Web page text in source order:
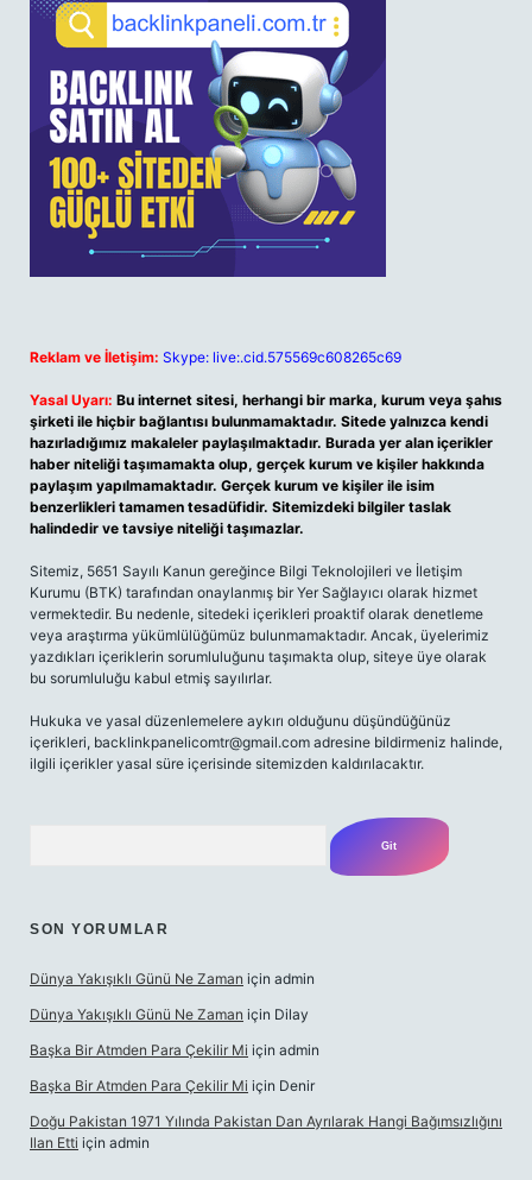
Reklam ve İletişim: Skype: live:.cid.575569c608265c69
Yasal Uyarı: Bu internet sitesi, herhangi bir marka, kurum veya şahıs
şirketi ile hiçbir bağlantısı bulunmamaktadır. Sitede yalnızca kendi
hazırladığımız makaleler paylaşılmaktadır. Burada yer alan içerikler
haber niteliği taşımamakta olup, gerçek kurum ve kişiler hakkında
paylaşım yapılmamaktadır. Gerçek kurum ve kişiler ile isim
benzerlikleri tamamen tesadüfidir. Sitemizdeki bilgiler taslak
halindedir ve tavsiye niteliği taşımazlar.
Sitemiz, 5651 Sayılı Kanun gereğince Bilgi Teknolojileri ve İletişim
Kurumu (BTK) tarafından onaylanmış bir Yer Sağlayıcı olarak hizmet
vermektedir. Bu nedenle, sitedeki içerikleri proaktif olarak denetleme
veya araştırma yükümlülüğümüz bulunmamaktadır. Ancak, üyelerimiz
yazdıkları içeriklerin sorumluluğunu taşımakta olup, siteye üye olarak
bu sorumluluğu kabul etmiş sayılırlar.
Hukuka ve yasal düzenlemelere aykırı olduğunu düşündüğünüz
içerikleri, backlinkpanelicomtr@gmail.com adresine bildirmeniz halinde,
ilgili içerikler yasal süre içerisinde sitemizden kaldırılacaktır.
SON YORUMLAR
Dünya Yakışıklı Günü Ne Zaman için admin
Dünya Yakışıklı Günü Ne Zaman için Dilay
Başka Bir Atmden Para Çekilir Mi için admin
Başka Bir Atmden Para Çekilir Mi için Denir
Doğu Pakistan 1971 Yılında Pakistan Dan Ayrılarak Hangi Bağımsızlığını
Ilan Etti için admin